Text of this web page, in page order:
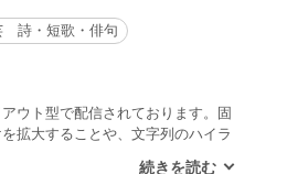
詩・短歌・俳句
ウト型で配信されております。固
拡大することや、文字列のハイラ